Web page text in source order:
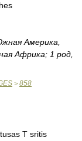
Америка,
Африка; 1 род,
> 858
T sritis